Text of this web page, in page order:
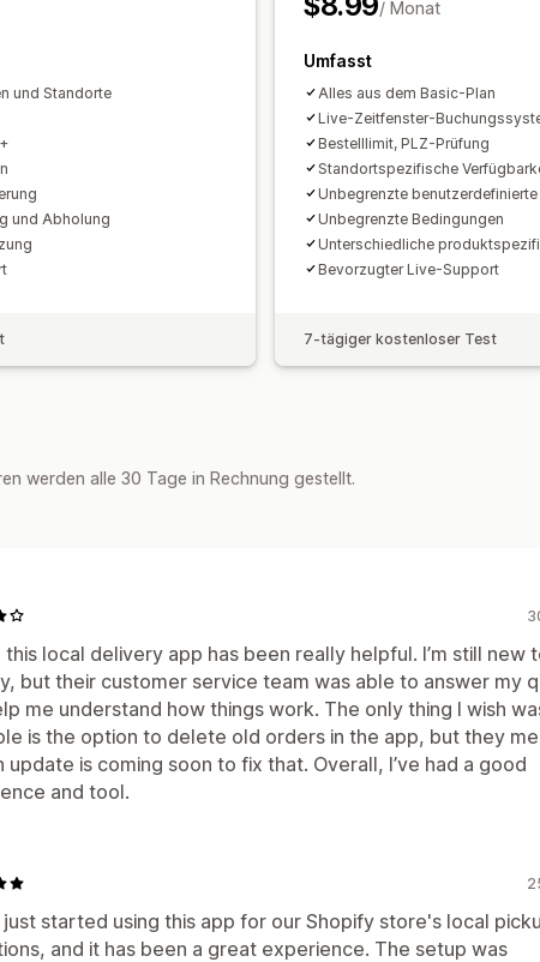
Nachverfolgung von Bestellungen
Web-Push-Benachrichtigungen Tracking-
Benutzerdefinierte Tickets
Formulare
Benutzerdefinierte
und Standorte
und Abholung
/ Monat
Umfasst
Alles aus dem Basic-Plan
Live-Zeitfenster-
Bestelllimit, PLZ-Prüfung
Standortspezifische
Unbegrenzte benutzerdefinierte
Unbegrenzte Bedingungen
Unterschiedliche
Bevorzugter Live-Support
7-tägiger kostenloser Test
werden alle 30 Tage in Rechnung gestellt.
this local delivery app has been really helpful. I’m still new
but their customer service team was able to answer my
me understand how things work. The only thing I wish
is the option to delete old orders in the app, but they
update is coming soon to fix that. Overall, I’ve had a good
and tool.
started using this app for our Shopify store's local
and it has been a great experience. The setup was